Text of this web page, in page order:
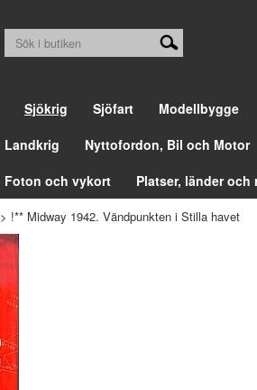
Sjökrig Sjöfart Modellbygge
Landkrig Nyttofordon, Bil och Motor
Foton och vykort Platser, länder och
> !** Midway 1942. Vändpunkten i Stilla havet